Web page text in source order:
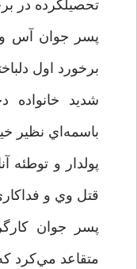
تحصيلكرده در
پسر جوان آس و
برخورد اول
شديد خانواده
باسمه‌اي نظير
پولدار و
قتل وي و
پسر جوان
متقاعد مي‌كرد كه